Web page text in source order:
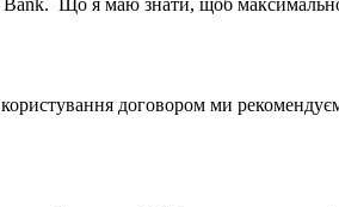
користування договором ми рекомендує